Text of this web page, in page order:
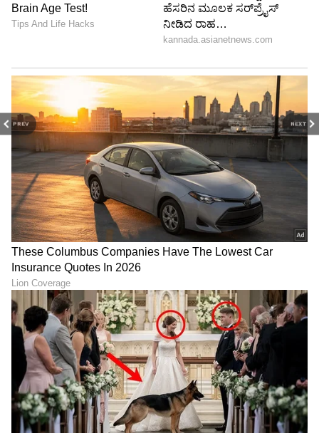
PREV NEXT
ಸ್ವಚ್ಛವಾದ ಹೈ-ಫ್ರೀಕ್ವೆನ್ಸಿ ಧ್ವನಿಯನ್ನು ನೀಡುತ್ತದೆ. ಇದರ
ಪರಿಣಾಮವಾಗಿ, ನೀವು ಸಂಗೀತವನ್ನು ಅದರ ಪ್ರತಿಯೊಂದು
ಆನಂದಿಸಬಹುದು. ಚಲನಚಿತ್ರಗಳು ಮತ್ತು ಶೋಗಳನ್ನು
ವೀಕ್ಷಿಸುವಾಗ ಡೈಲಾಗ್‌ಗಳು, ಹಿನ್ನೆಲೆ ಧ್ವನಿ ಮತ್ತು ಸಂಗೀತ
ಎಲ್ಲವೂ ಫ್ಲಾಟ್ ಆಗಿ ಕೇಳಿಸದೆ, ನೈಜವಾಗಿ ಮತ್ತು ಸ್ಪಷ್ಟವಾಗಿ
ಮೂಡಿಬರುತ್ತವೆ.
ಒಪ್ಪೋ ಸಂಸ್ಥೆಯು ಭಾರತೀಯರ ಆಲಿಸುವಿಕೆಯ
ಆದ್ಯತೆಗಳನ್ನು ಗಮನದಲ್ಲಿಟ್ಟುಕೊಂಡು Enco Air5 Pro ಅನ್ನು
ಟ್ಯೂನ್ ಮಾಡಿದೆ. ಇದರ ಸೌಂಡ್ ಸಿಗ್ನೇಚರ್ ಪಿಂಚಿ, ಹೈ-
ಇಂಪ್ಯಾಕ್ಟ್ ಬಾಸ್ ಅನ್ನು ಒಳಗೊಂಡಿದ್ದರೂ, ಮಿಡ್-ರೇಂಜ್
ಸ್ಪಷ್ಟತೆಯನ್ನು ಬಲಿ ಕೊಡುವುದಿಲ್ಲ. ಬಾಸ್ ಹೆಚ್ಚಾಗಿದ್ದಾಗಲೂ
ಧ್ವನಿ ಮತ್ತು ವಾದ್ಯಗಳ ಸದ್ದು ಸ್ಪಷ್ಟವಾಗಿ ಕೇಳಿಸುತ್ತದೆ. ವಿಭಿನ್ನ
ಬ್ಯಾಲೆನ್ಸ್ ಇಷ್ಟಪಡುವವರಿಗಾಗಿ, Hey Melody
ಆಪ್‌ನಲ್ಲಿರುವ Sound Master EQ ಮೂಲಕ ಮೂರು ರೆಡಿ
ಪ್ರಿಸೆಟ್‌ಗಳನ್ನು ನೀಡಲಾಗಿದೆ. ಸಮತೋಲಿತ ಮತ್ತು
ವಿಶಾಲವಾದ ಸ್ಟೇಜ್ ಪ್ರೆಸೆಂಟೇಶನ್‌ಗಾಗಿ ಅಲ್ಟಿಮೇಟ್‌ ಸೌಂಡ್‌,
ಪಾಡ್‌ಕಾಸ್ಟ್‌ಗಳು ಮತ್ತು ಅಕೌಸ್ಟಿಕ್ ಸಂಗೀತಕ್ಕಾಗಿ ಧ್ವನಿಯ
ಸ್ಪಷ್ಟತೆಗೆ ಆದ್ಯತೆ ನೀಡಲು ಪ್ಯೂರ್‌ ವೋಕಲ್ಸ್‌, ನಿಮಗೆ ಗರಿಷ್ಠ
ಮಟ್ಟದ ಲೋ-ಎಂಡ್ ಬಾಸ್ ಇಂಪ್ಯಾಕ್ಟ್ ಬೇಕಾದಾಗ